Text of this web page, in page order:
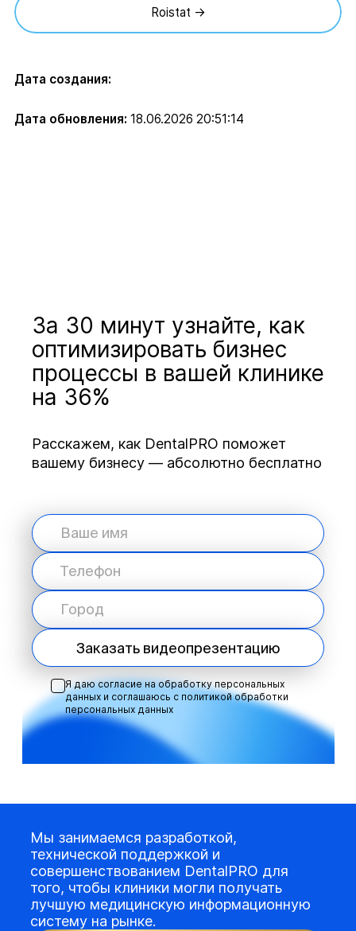
Roistat →
Дата создания:
Дата обновления: 18.06.2026 20:51:14
За 30 минут узнайте, как
оптимизировать бизнес
процессы в вашей клинике
на 36%
Расскажем, как DentalPRO поможет
вашему бизнесу — абсолютно бесплатно
Заказать видеопрезентацию
Я даю согласие на обработку персональных
данных и соглашаюсь с политикой обработки
персональных данных
Мы занимаемся разработкой,
технической поддержкой и
совершенствованием DentalPRO для
того, чтобы клиники могли получать
лучшую медицинскую информационную
систему на рынке.